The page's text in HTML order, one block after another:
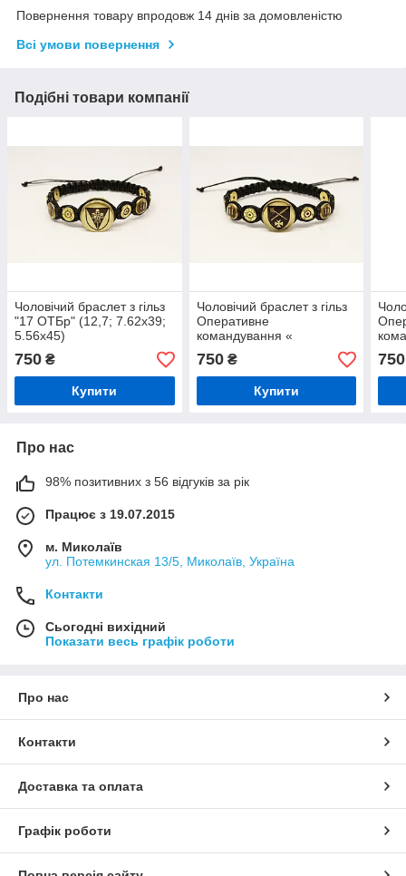
Повернення товару впродовж 14 днів за домовленістю
Всі умови повернення
Подібні товари компанії
Чоловічий браслет з гільз
"17 ОТБр" (12,7; 7.62х39;
5.56х45)
750 ₴
Купити
Чоловічий браслет з гільз
Оперативне
командування «
Захід»(12,7; 7.62х39;
5.56х45)
750₴
Купити
750
Про нас
98% позитивних з 56 відгуків за рік
Працює з 19.07.2015
м. Миколаїв
ул. Потемкинская 13/5, Миколаїв, Україна
Контакти
Сьогодні вихідний
Показати весь графік роботи
Про нас
Контакти
Доставка та оплата
Графік роботи